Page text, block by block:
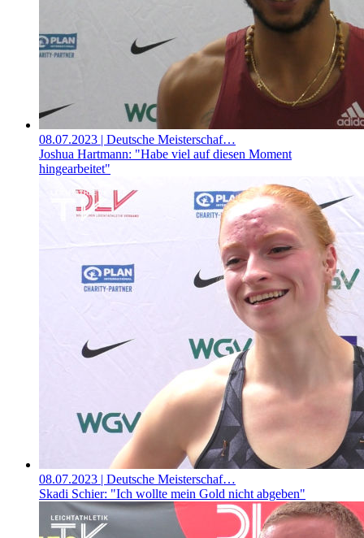
08.07.2023 | Deutsche Meisterschaf…
Joshua Hartmann: "Habe viel auf diesen Moment
hingearbeitet"
08.07.2023 | Deutsche Meisterschaf…
Skadi Schier: "Ich wollte mein Gold nicht abgeben"